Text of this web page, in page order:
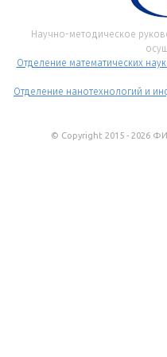
Научно-методическое
Отделение математических
Отделение нанотехнологий и
© Copyright 2015 - 2026